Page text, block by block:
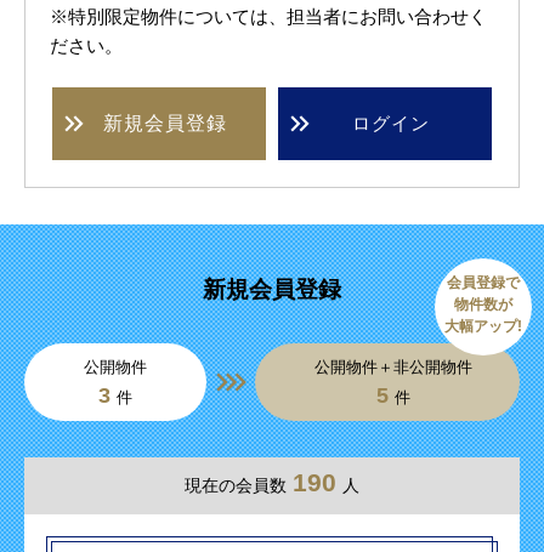
※特別限定物件については、担当者にお問い合わせく
ださい。
新規会員登録 ログイン
新規会員登録
公開物件
3 件
公開物件＋非公開物件
5 件
会員登録で
物件数が
大幅アップ!
現在の会員数 190 人